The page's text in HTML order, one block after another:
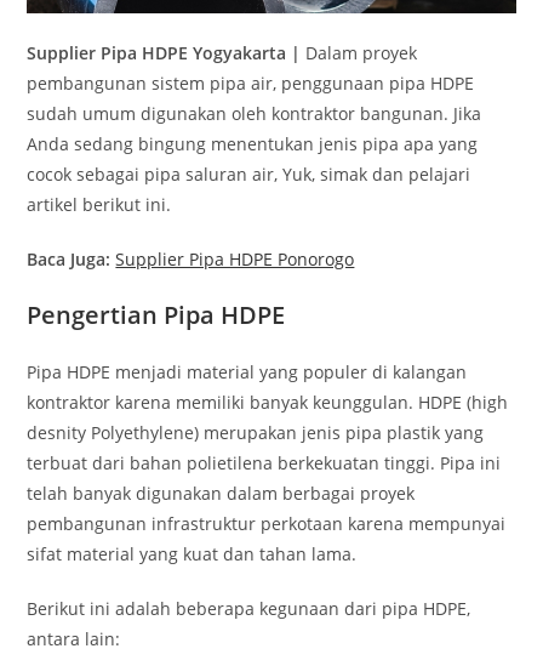
Supplier Pipa HDPE Yogyakarta | Dalam proyek
pembangunan sistem pipa air, penggunaan pipa HDPE
sudah umum digunakan oleh kontraktor bangunan. Jika
Anda sedang bingung menentukan jenis pipa apa yang
cocok sebagai pipa saluran air, Yuk, simak dan pelajari
artikel berikut ini.
Baca Juga:Supplier Pipa HDPE Ponorogo
Pengertian Pipa HDPE
Pipa HDPE menjadi material yang populer di kalangan
kontraktor karena memiliki banyak keunggulan. HDPE (high
desnity Polyethylene) merupakan jenis pipa plastik yang
terbuat dari bahan polietilena berkekuatan tinggi. Pipa ini
telah banyak digunakan dalam berbagai proyek
pembangunan infrastruktur perkotaan karena mempunyai
sifat material yang kuat dan tahan lama.
Berikut ini adalah beberapa kegunaan dari pipa HDPE,
antara lain: